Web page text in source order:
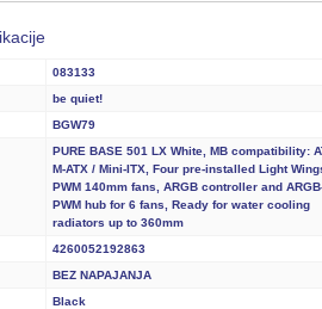
083133
be quiet!
BGW79
PURE BASE 501 LX White, MB compatibility:
M-ATX / Mini-ITX, Four pre-installed Light
PWM 140mm fans, ARGB controller and
PWM hub for 6 fans, Ready for water cooling
radiators up to 360mm
4260052192863
BEZ NAPAJANJA
Black